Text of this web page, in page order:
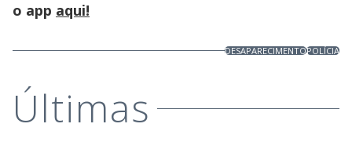
o app aqui!
DESAPARECIMENTOPOLÍCIA
Últimas